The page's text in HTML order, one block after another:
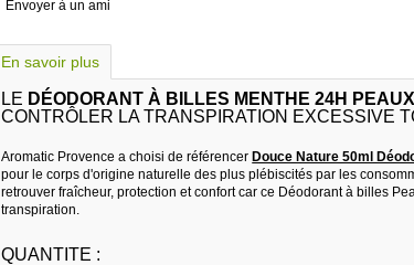
Envoyer à un ami
En savoir plus
LE DÉODORANT À BILLES MENTHE 24H
CONTRÔLER LA TRANSPIRATION EXCESSIVE
Aromatic Provence a choisi de référencerDouce Nature 50ml
pour le corps d'origine naturelle des plus plébiscités par les
retrouver fraîcheur, protection et confort car ce Déodorant à billes
transpiration.
QUANTITE :